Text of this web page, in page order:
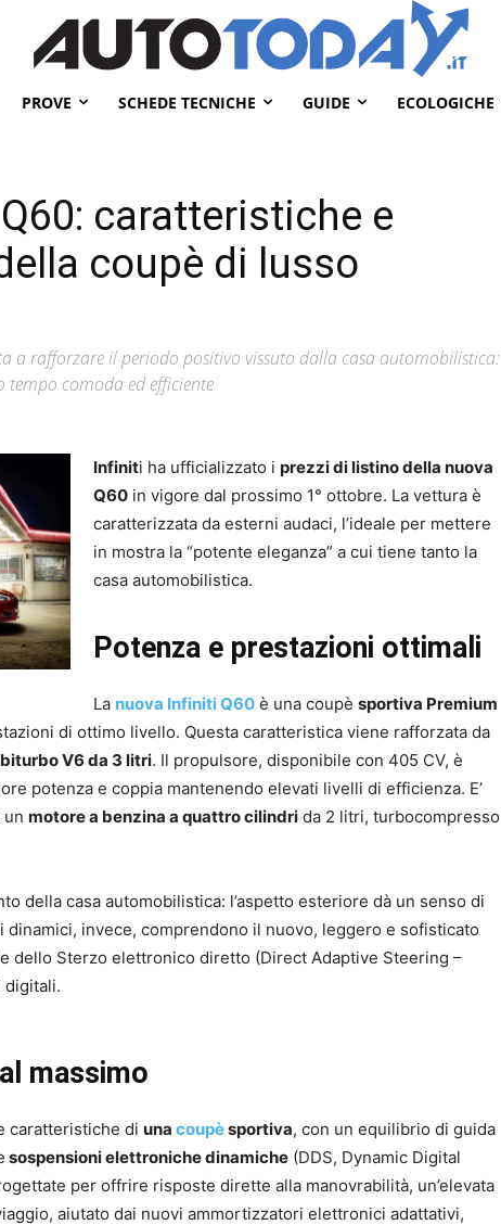
PROVE SCHEDE TECNICHE GUIDE ECOLOGICHE
caratteristiche e
coupè di lusso
a rafforzare il periodo positivo vissuto dalla casa automobilistica:
tempo comoda ed efficiente
Infiniti ha ufficializzato i prezzi di listino della nuova
Q60 in vigore dal prossimo 1° ottobre. La vettura è
caratterizzata da esterni audaci, l’ideale per mettere
in mostra la “potente eleganza” a cui tiene tanto la
casa automobilistica.
Potenza e prestazioni ottimali
La nuova Infiniti Q60 è una coupè sportiva Premium
di ottimo livello. Questa caratteristica viene rafforzata da
V6 da 3 litri. Il propulsore, disponibile con 405 CV, è
potenza e coppia mantenendo elevati livelli di efficienza. E’
motore a benzina a quattro cilindri da 2 litri, turbocompresso
della casa automobilistica: l’aspetto esteriore dà un senso di
dinamici, invece, comprendono il nuovo, leggero e sofisticato
dello Sterzo elettronico diretto (Direct Adaptive Steering –
digitali.
massimo
caratteristiche di una coupèsportiva, con un equilibrio di guida
sospensioni elettroniche dinamiche (DDS, Dynamic Digital
per offrire risposte dirette alla manovrabilità, un’elevata
aiutato dai nuovi ammortizzatori elettronici adattativi,